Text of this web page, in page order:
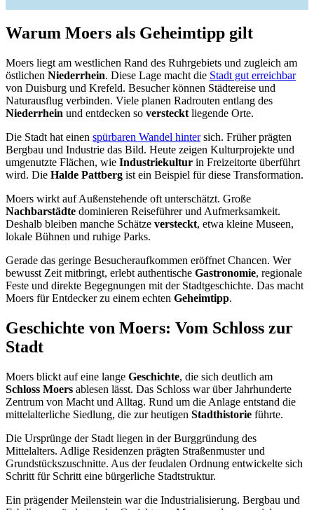
Warum Moers als Geheimtipp gilt
Moers liegt am westlichen Rand des Ruhrgebiets und zugleich am
östlichen Niederrhein. Diese Lage macht die Stadt gut erreichbar
von Duisburg und Krefeld. Besucher können Städtereise und
Naturausflug verbinden. Viele planen Radrouten entlang des
Niederrhein und entdecken so versteckt liegende Orte.
Die Stadt hat einen spürbaren Wandel hintersich. Früher prägten
Bergbau und Industrie das Bild. Heute zeigen Kulturprojekte und
umgenutzte Flächen, wie Industriekultur in Freizeitorte überführt
wird. Die Halde Pattberg ist ein Beispiel für diese Transformation.
Moers wirkt auf Außenstehende oft unterschätzt. Große
Nachbarstädte dominieren Reiseführer und Aufmerksamkeit.
Deshalb bleiben manche Schätze versteckt, etwa kleine Museen,
lokale Bühnen und ruhige Parks.
Gerade das geringe Besucheraufkommen eröffnet Chancen. Wer
bewusst Zeit mitbringt, erlebt authentische Gastronomie, regionale
Feste und direkte Begegnungen mit der Stadtgeschichte. Das macht
Moers für Entdecker zu einem echten Geheimtipp.
Geschichte von Moers: Vom Schloss zur
Stadt
Moers blickt auf eine lange Geschichte, die sich deutlich am
Schloss Moers ablesen lässt. Das Schloss war über Jahrhunderte
Zentrum von Macht und Alltag. Rund um die Anlage entstand die
mittelalterliche Siedlung, die zur heutigen Stadthistorie führte.
Die Ursprünge der Stadt liegen in der Burggründung des
Mittelalters. Adlige Residenzen prägten Straßenmuster und
Grundstückszuschnitte. Aus der feudalen Ordnung entwickelte sich
Schritt für Schritt eine bürgerliche Stadtstruktur.
Ein prägender Meilenstein war die Industrialisierung. Bergbau und